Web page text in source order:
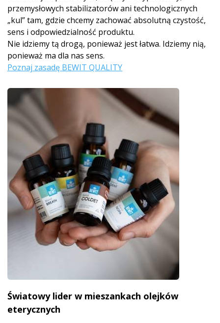
przemysłowych stabilizatorów ani technologicznych
„kul” tam, gdzie chcemy zachować absolutną czystość,
sens i odpowiedzialność produktu.
Nie idziemy tą drogą, ponieważ jest łatwa. Idziemy nią,
ponieważ ma dla nas sens.
Poznaj zasadę BEWIT QUALITY
Światowy lider w mieszankach olejków
eterycznych